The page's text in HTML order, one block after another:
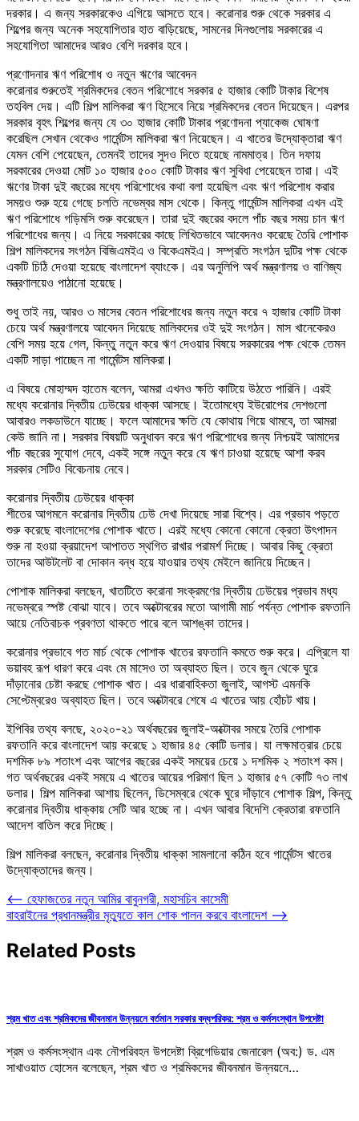
দরকার। এ জন্য সরকারকেও এগিয়ে আসতে হবে। করোনার শুরু থেকে সরকার এ
শিল্পের জন্য অনেক সহযোগিতার হাত বাড়িয়েছে, সামনের দিনগুলোয় সরকারের এ
সহযোগিতা আমাদের আরও বেশি দরকার হবে।
প্রণোদনার ঋণ পরিশোধ ও নতুন ঋণের আবেদন
করোনার শুরুতেই শ্রমিকদের বেতন পরিশোধে সরকার ৫ হাজার কোটি টাকার বিশেষ
তহবিল দেয়। এটি শিল্প মালিকরা ঋণ হিসেবে নিয়ে শ্রমিকদের বেতন দিয়েছেন। এরপর
সরকার বৃহৎ শিল্পের জন্য যে ৩০ হাজার কোটি টাকার প্রণোদনা প্যাকেজ ঘোষণা
করেছিল সেখান থেকেও গার্মেন্টস মালিকরা ঋণ নিয়েছেন। এ খাতের উদ্যোক্তারা ঋণ
যেমন বেশি পেয়েছেন, তেমনই তাদের সুদও দিতে হয়েছে নামমাত্র। তিন দফায়
সরকারের দেওয়া মোট ১০ হাজার ৫০০ কোটি টাকার ঋণ সুবিধা পেয়েছেন তারা। এই
ঋণের টাকা দুই বছরের মধ্যে পরিশোধের কথা বলা হয়েছিল এবং ঋণ পরিশোধ করার
সময়ও শুরু হয়ে গেছে চলতি নভেম্বর মাস থেকে। কিন্তু গার্মেন্টস মালিকরা এখন এই
ঋণ পরিশোধে গড়িমসি শুরু করেছেন। তারা দুই বছরের বদলে পাঁচ বছর সময় চান ঋণ
পরিশোধের জন্য। এ নিয়ে সরকারের কাছে লিখিতভাবে আবেদনও করেছে তৈরি পোশাক
শিল্প মালিকদের সংগঠন বিজিএমইএ ও বিকেএমইএ। সম্প্রতি সংগঠন দুটির পক্ষ থেকে
একটি চিঠি দেওয়া হয়েছে বাংলাদেশ ব্যাংকে। এর অনুলিপি অর্থ মন্ত্রণালয় ও বাণিজ্য
মন্ত্রণালয়েও পাঠানো হয়েছে।
শুধু তাই নয়, আরও ৩ মাসের বেতন পরিশোধের জন্য নতুন করে ৭ হাজার কোটি টাকা
চেয়ে অর্থ মন্ত্রণালয়ে আবেদন দিয়েছে মালিকদের ওই দুই সংগঠন। মাস খানেকেরও
বেশি সময় হয়ে গেল, কিন্তু নতুন করে ঋণ দেওয়ার বিষয়ে সরকারের পক্ষ থেকে তেমন
একটি সাড়া পাচ্ছেন না গার্মেন্টস মালিকরা।
এ বিষয়ে মোহাম্মদ হাতেম বলেন, আমরা এখনও ক্ষতি কাটিয়ে উঠতে পারিনি। এরই
মধ্যে করোনার দ্বিতীয় ঢেউয়ের ধাক্কা আসছে। ইতোমধ্যে ইউরোপের দেশগুলো
আবারও লকডাউনে যাচ্ছে। ফলে আমাদের ক্ষতি যে কোথায় গিয়ে থামবে, তা আমরা
কেউ জানি না। সরকার বিষয়টি অনুধাবন করে ঋণ পরিশোধের জন্য নিশ্চয়ই আমাদের
পাঁচ বছরের সুযোগ দেবে, একই সঙ্গে নতুন করে যে ঋণ চাওয়া হয়েছে আশা করব
সরকার সেটিও বিবেচনায় নেবে।
করোনার দ্বিতীয় ঢেউয়ের ধাক্কা
শীতের আগমনে করোনার দ্বিতীয় ঢেউ দেখা দিয়েছে সারা বিশ্বে। এর প্রভাব পড়তে
শুরু করেছে বাংলাদেশের পোশাক খাতে। এরই মধ্যে কোনো কোনো ক্রেতা উৎপাদন
শুরু না হওয়া ক্রয়াদেশ আপাতত স্থগিত রাখার পরামর্শ দিচ্ছে। আবার কিছু ক্রেতা
তাদের আউটলেট বা দোকান বন্ধ হয়ে যাওয়ার তথ্য মেইলে জানিয়ে দিচ্ছেন।
পোশাক মালিকরা বলছেন, খাতটিতে করোনা সংক্রমণের দ্বিতীয় ঢেউয়ের প্রভাব মধ্য
নভেম্বরে স্পষ্ট বোঝা যাবে। তবে অক্টোবরের মতো আগামী মার্চ পর্যন্ত পোশাক রফতানি
আয়ে নেতিবাচক প্রবণতা থাকতে পারে বলে আশঙ্কা তাদের।
করোনার প্রভাবে গত মার্চ থেকে পোশাক খাতের রফতানি কমতে শুরু করে। এপ্রিলে যা
ভয়াবহ রূপ ধারণ করে এবং মে মাসেও তা অব্যাহত ছিল। তবে জুন থেকে ঘুরে
দাঁড়ানোর চেষ্টা করছে পোশাক খাত। এর ধারাবাহিকতা জুলাই, আগস্ট এমনকি
সেপ্টেম্বরেও অব্যাহত ছিল। তবে অক্টোবরে শেষে এ খাতের আয় হোঁচট খায়।
ইপিবির তথ্য বলছে, ২০২০-২১ অর্থবছরের জুলাই-অক্টোবর সময়ে তৈরি পোশাক
রফতানি করে বাংলাদেশ আয় করেছে ১ হাজার ৪৫ কোটি ডলার। যা লক্ষমাত্রার চেয়ে
দশমিক ৮৯ শতাংশ এবং আগের বছরের একই সময়ের চেয়ে ১ দশমিক ২ শতাংশ কম।
গত অর্থবছরের একই সময়ে এ খাতের আয়ের পরিমাণ ছিল ১ হাজার ৫৭ কোটি ৭৩ লাখ
ডলার। শিল্প মালিকরা আশায় ছিলেন, ডিসেম্বরে থেকে ঘুরে দাঁড়াবে পোশাক শিল্প, কিন্তু
করোনার দ্বিতীয় ধাক্কায় সেটি আর হচ্ছে না। এখন আবার বিদেশি ক্রেতারা রফতানি
আদেশ বাতিল করে দিচ্ছে।
শিল্প মালিকরা বলছেন, করোনার দ্বিতীয় ধাক্কা সামলানো কঠিন হবে গার্মেন্টস খাতের
উদ্যোক্তাদের জন্য।
Post
navigation
⟵ হেফাজতের নতুন আমির বাবুনগরী, মহাসচিব কাসেমী
বাহরাইনের প্রধানমন্ত্রীর মৃত্যুতে কাল শোক পালন করবে বাংলাদেশ ⟶
Related Posts
শ্রম খাত এবং শ্রমিকদের জীবনমান উন্নয়নে বর্তমান সরকার বদ্ধপরিকর: শ্রম ও কর্মসংস্থান উপদেষ্টা
শ্রম ও কর্মসংস্থান এবং নৌপরিবহন উপদেষ্টা ব্রিগেডিয়ার জেনারেল (অব:) ড. এম
সাখাওয়াত হোসেন বলেছেন, শ্রম খাত ও শ্রমিকদের জীবনমান উন্নয়নে…